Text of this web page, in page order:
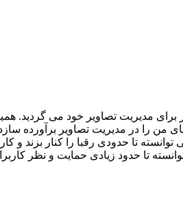
مدیریت تصاویر خود می گردید.
من را در مدیریت تصاویر برآورده
تا حدودی رقبا را کنار بزند
تا حدود زیادی حمایت و نظر